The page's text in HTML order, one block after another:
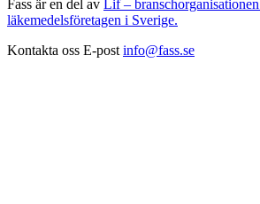
Fass är en del av Lif –
läkemedelsföretagen i Sverige.
Kontakta oss E-post info@fass.se